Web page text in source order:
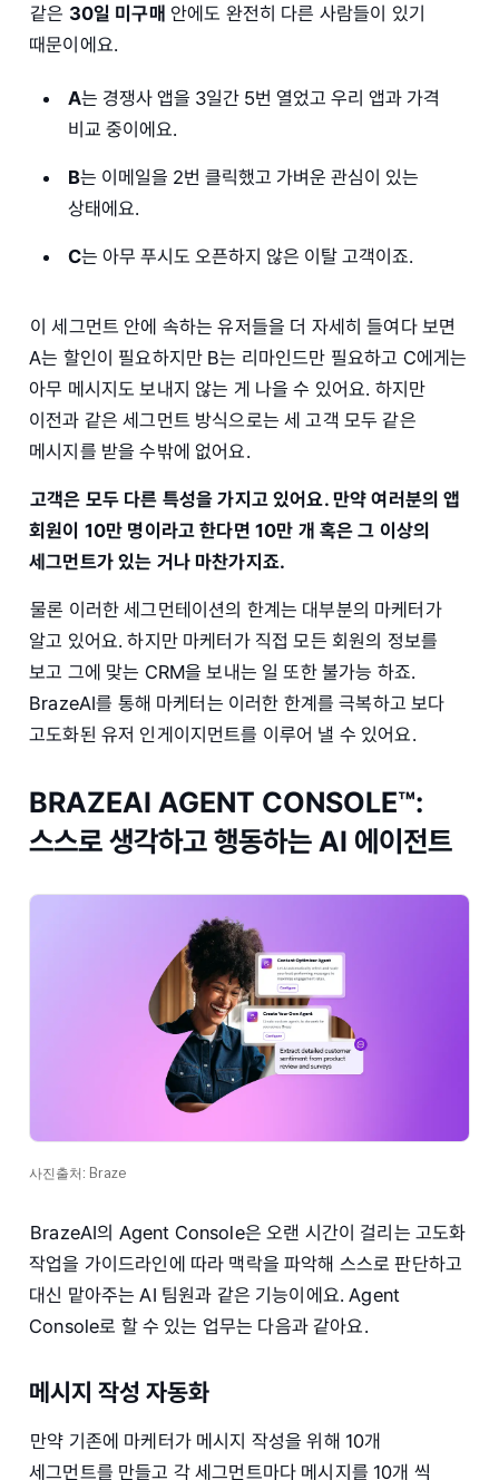
같은 30일 미구매 안에도 완전히 다른 사람들이 있기
때문이에요.
A는 경쟁사 앱을 3일간 5번 열었고 우리 앱과 가격
비교 중이에요.
B는 이메일을 2번 클릭했고 가벼운 관심이 있는
상태에요.
C는 아무 푸시도 오픈하지 않은 이탈 고객이죠.
이 세그먼트 안에 속하는 유저들을 더 자세히 들여다 보면
A는 할인이 필요하지만 B는 리마인드만 필요하고 C에게는
아무 메시지도 보내지 않는 게 나을 수 있어요. 하지만
이전과 같은 세그먼트 방식으로는 세 고객 모두 같은
메시지를 받을 수밖에 없어요.
고객은 모두 다른 특성을 가지고 있어요. 만약 여러분의 앱
회원이 10만 명이라고 한다면 10만 개 혹은 그 이상의
세그먼트가 있는 거나 마찬가지죠.
물론 이러한 세그먼테이션의 한계는 대부분의 마케터가
알고 있어요. 하지만 마케터가 직접 모든 회원의 정보를
보고 그에 맞는 CRM을 보내는 일 또한 불가능 하죠.
BrazeAI를 통해 마케터는 이러한 한계를 극복하고 보다
고도화된 유저 인게이지먼트를 이루어 낼 수 있어요.
BRAZEAI AGENT CONSOLE™:
스스로 생각하고 행동하는 AI 에이전트
사진출처: Braze
BrazeAI의 Agent Console은 오랜 시간이 걸리는 고도화
작업을 가이드라인에 따라 맥락을 파악해 스스로 판단하고
대신 맡아주는 AI 팀원과 같은 기능이에요. Agent
Console로 할 수 있는 업무는 다음과 같아요.
메시지 작성 자동화
만약 기존에 마케터가 메시지 작성을 위해 10개
세그먼트를 만들고 각 세그먼트마다 메시지를 10개 씩